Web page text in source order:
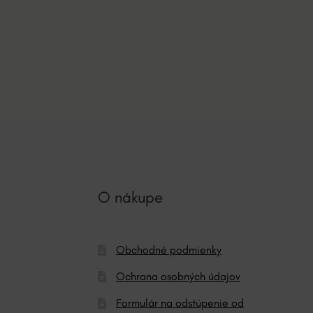
O nákupe
Obchodné podmienky
Ochrana osobných údajov
Formulár na odstúpenie od